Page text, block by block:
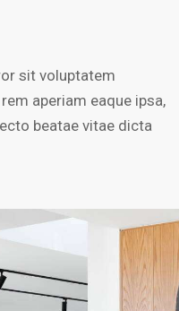
sit voluptatem
aperiam eaque ipsa,
beatae vitae dicta